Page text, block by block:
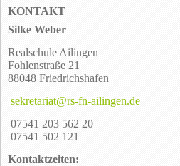
KONTAKT
Silke Weber
Realschule Ailingen
Fohlenstraße 21
88048 Friedrichshafen
sekretariat@rs-fn-ailingen.de
07541 203 562 20
07541 502 121
Kontaktzeiten: